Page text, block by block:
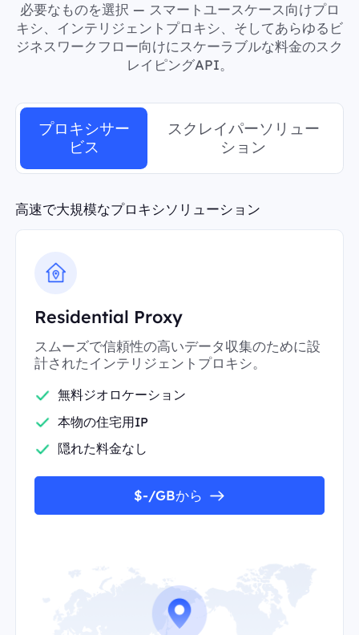
必要なものを選択 — スマートユースケース向けプロ
キシ、インテリジェントプロキシ、そしてあらゆるビ
ジネスワークフロー向けにスケーラブルな料金のスク
レイピングAPI。
プロキシサー
ビス
スクレイパーソリュー
ション
高速で大規模なプロキシソリューション
Residential Proxy
スムーズで信頼性の高いデータ収集のために設
計されたインテリジェントプロキシ。
無料ジオロケーション
本物の住宅用IP
隠れた料金なし
$-/GBから